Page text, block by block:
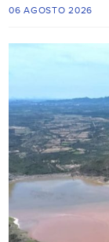
06 AGOSTO 2026